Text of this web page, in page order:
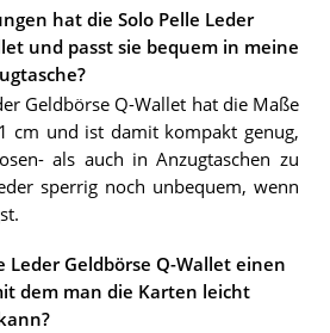
hat die Solo Pelle Leder
und passt sie bequem in meine
Geldbörse Q-Wallet hat die Maße
cm und ist damit kompakt genug,
als auch in Anzugtaschen zu
sperrig noch unbequem, wenn
Leder Geldbörse Q-Wallet einen
dem man die Karten leicht